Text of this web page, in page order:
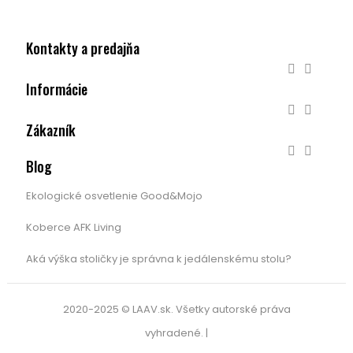
Kontakty a predajňa
 
Informácie
 
Zákazník
 
Blog
Ekologické osvetlenie Good&Mojo
Koberce AFK Living
Aká výška stoličky je správna k jedálenskému stolu?
2020-2025 © LAAV.sk. Všetky autorské práva
vyhradené. |